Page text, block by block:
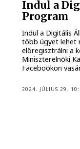
Indul a
Program
Indul a Digitális
több ügyet lehet
előregisztrálni a
Miniszterelnöki
Facebookon
2024. JÚLIUS 29.